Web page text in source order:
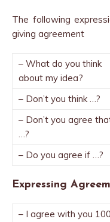
The following
giving agreement
– What do you think
about my idea?
– Don’t you think …?
– Don’t you agree
…?
– Do you agree if …?
Expressing
– I agree with you 100